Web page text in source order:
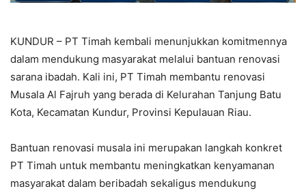
KUNDUR – PT Timah kembali menunjukkan komitmennya
dalam mendukung masyarakat melalui bantuan renovasi
sarana ibadah. Kali ini, PT Timah membantu renovasi
Musala Al Fajruh yang berada di Kelurahan Tanjung Batu
Kota, Kecamatan Kundur, Provinsi Kepulauan Riau.
Bantuan renovasi musala ini merupakan langkah konkret
PT Timah untuk membantu meningkatkan kenyamanan
masyarakat dalam beribadah sekaligus mendukung